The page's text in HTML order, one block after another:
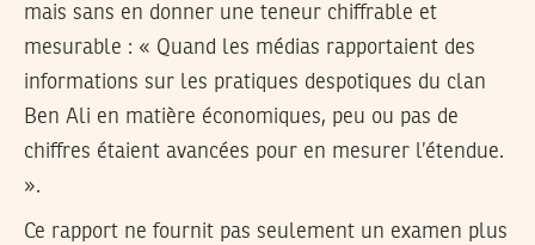
mais sans en donner une teneur chiffrable et
mesurable : « Quand les médias rapportaient des
informations sur les pratiques despotiques du clan
Ben Ali en matière économiques, peu ou pas de
chiffres étaient avancées pour en mesurer l’étendue.
».
Ce rapport ne fournit pas seulement un examen plus